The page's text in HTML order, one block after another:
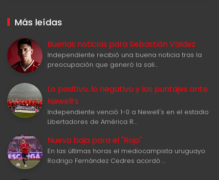
Más leídas
Buenas noticias para Sebastián Valdez
Independiente recibió una buena noticia tras la
preocupación que generó la sali…
Lo positivo, lo negativo y los puntajes ante
Newell‘s
Independiente venció 1-0 a Newell's en el estadio
Libertadores de América R…
Nueva baja para el "Rojo"
En las últimas horas el mediocampista uruguayo
Rodrigo Fernández Cedres acordó …